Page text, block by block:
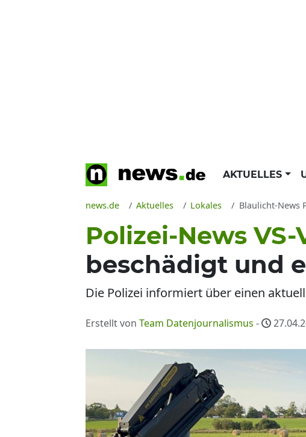
AKTUELLES
news.de Aktuelles Lokales Blaulicht-News
Polizei-News
beschädigt und
Die Polizei informiert über einen
Erstellt von Team Datenjournalismus -